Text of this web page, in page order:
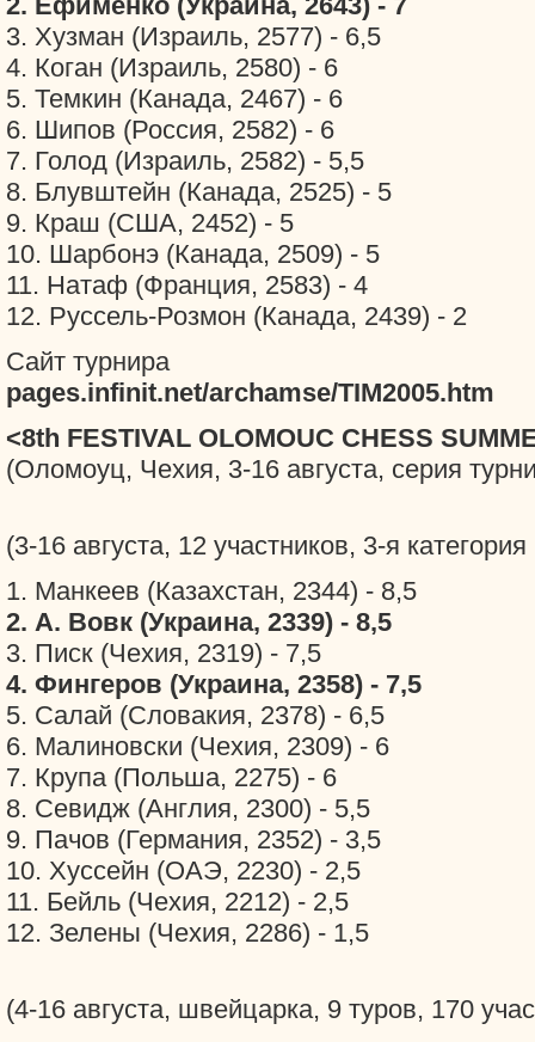
3. Хузман (Израиль, 2577) - 6,5
4. Коган (Израиль, 2580) - 6
5. Темкин (Канада, 2467) - 6
6. Шипов (Россия, 2582) - 6
7. Голод (Израиль, 2582) - 5,5
8. Блувштейн (Канада, 2525) - 5
9. Краш (США, 2452) - 5
10. Шарбонэ (Канада, 2509) - 5
11. Натаф (Франция, 2583) - 4
12. Руссель-Розмон (Канада, 2439) - 2
Сайт турнира
pages.infinit.net/archamse/TIM2005.htm
<8th FESTIVAL OLOMOUC CHESS
(Оломоуц, Чехия, 3-16 августа, серия
(3-16 августа, 12 участников, 3-я
1. Манкеев (Казахстан, 2344) - 8,5
2. А. Вовк (Украина, 2339) - 8,5
3. Писк (Чехия, 2319) - 7,5
4. Фингеров (Украина, 2358) - 7,5
5. Салай (Словакия, 2378) - 6,5
6. Малиновски (Чехия, 2309) - 6
7. Крупа (Польша, 2275) - 6
8. Севидж (Англия, 2300) - 5,5
9. Пачов (Германия, 2352) - 3,5
10. Хуссейн (ОАЭ, 2230) - 2,5
11. Бейль (Чехия, 2212) - 2,5
12. Зелены (Чехия, 2286) - 1,5
(4-16 августа, швейцарка, 9 туров, 170